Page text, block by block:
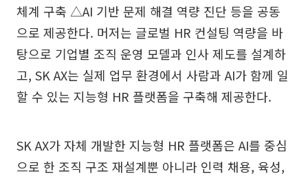
체계 구축 △AI 기반 문제 해결 역량 진단 등을 공동
으로 제공한다. 머저는 글로벌 HR 컨설팅 역량을 바
탕으로 기업별 조직 운영 모델과 인사 제도를 설계하
고, SK AX는 실제 업무 환경에서 사람과 AI가 함께 일
할 수 있는 지능형 HR 플랫폼을 구축해 제공한다.
SK AX가 자체 개발한 지능형 HR 플랫폼은 AI를 중심
으로 한 조직 구조 재설계뿐 아니라 인력 채용, 육성,